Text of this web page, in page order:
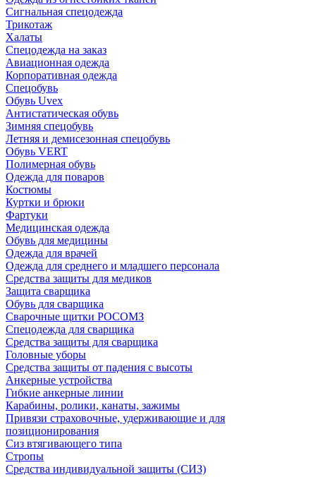
Сигнальная спецодежда
Трикотаж
Халаты
Спецодежда на заказ
Авиационная одежда
Корпоративная одежда
Спецобувь
Обувь Uvex
Антистатическая обувь
Зимняя спецобувь
Летняя и демисезонная спецобувь
Обувь VERT
Полимерная обувь
Одежда для поваров
Костюмы
Куртки и брюки
Фартуки
Медицинская одежда
Обувь для медицины
Одежда для врачей
Одежда для среднего и младшего персонала
Средства защиты для медиков
Защита сварщика
Обувь для сварщика
Сварочные щитки РОСОМЗ
Спецодежда для сварщика
Средства защиты для сварщика
Головные уборы
Средства защиты от падения с высоты
Анкерные устройства
Гибкие анкерные линии
Карабины, ролики, канаты, зажимы
Привязи страховочные, удерживающие и для
позиционирования
Сиз втягивающего типа
Стропы
Средства индивидуальной защиты (СИЗ)